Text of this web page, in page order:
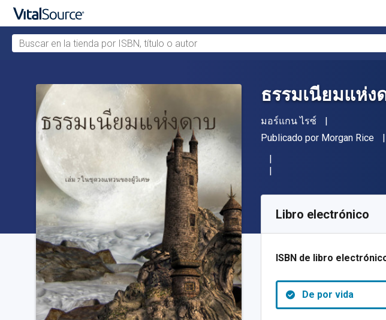
Buscar en la tienda por ISBN, título o autor
ธรรมเนียมแห่ง
Autor(es)
มอร์แกน ไรซ์
Editor
Publicado por Morgan Rice
SKU:
Libro electrónico
ISBN de libro
De por vida